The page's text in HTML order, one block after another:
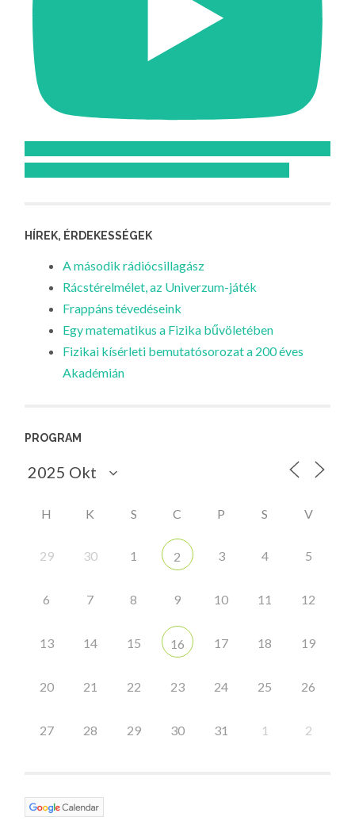
HÍREK, ÉRDEKESSÉGEK
A második rádiócsillagász
Rácstérelmélet, az Univerzum-játék
Frappáns tévedéseink
Egy matematikus a Fizika bűvöletében
Fizikai kísérleti bemutatósorozat a 200 éves
Akadémián
PROGRAM
H K S C P S V
29 30 1 2 3 4 5
6 7 8 9 10 11 12
13 14 15 16 17 18 19
20 21 22 23 24 25 26
27 28 29 30 31 1 2